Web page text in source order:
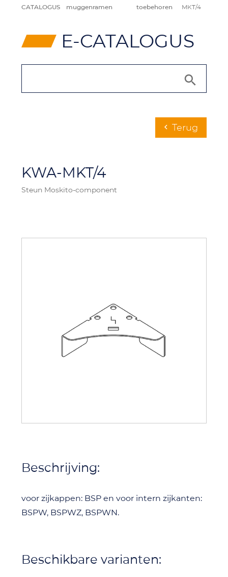
CATALOGUS
muggenramen
toebehoren
MKT/4
⸠ E-CATALOGUS
chevron_left Terug
KWA-MKT/4
Steun Moskito-component
Beschrijving:
voor zijkappen: BSP en voor intern zijkanten:
BSPW, BSPWZ, BSPWN.
Beschikbare varianten: